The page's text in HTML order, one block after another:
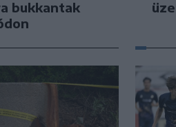
bukkantak